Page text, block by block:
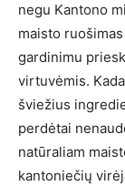
negu Kantono
maisto
gardinimu
virtuvėmis.
šviežius
perdėtai
natūraliam
kantoniečių